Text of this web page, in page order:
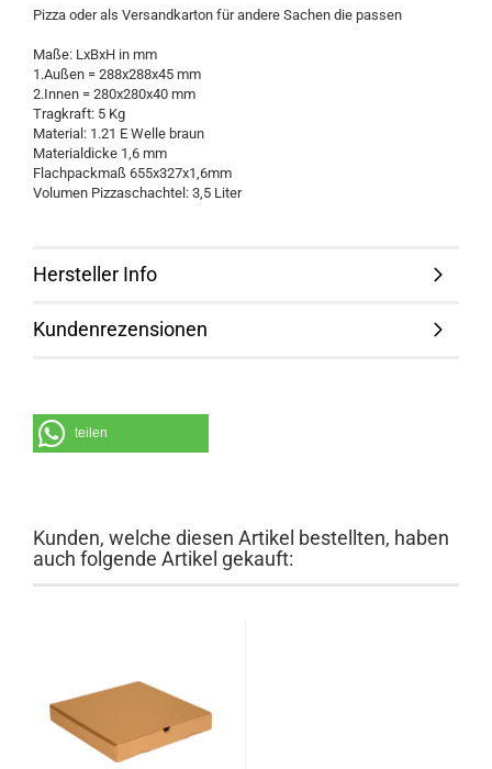
Pizza oder als Versandkarton für andere Sachen die passen
Maße: LxBxH in mm
1.Außen = 288x288x45 mm
2.Innen = 280x280x40 mm
Tragkraft: 5 Kg
Material: 1.21 E Welle braun
Materialdicke 1,6 mm
Flachpackmaß 655x327x1,6mm
Volumen Pizzaschachtel: 3,5 Liter
Hersteller Info
Kundenrezensionen
teilen
Kunden, welche diesen Artikel bestellten, haben
auch folgende Artikel gekauft: